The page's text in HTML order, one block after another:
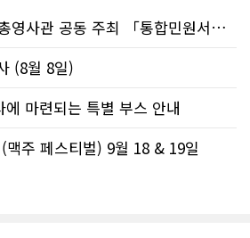
재외동포청·주밴쿠버총영사관 공동 주최 「통합민원서비스 온라인 화상상담회..
(8월 8일)
마련되는 특별 부스 안내
맥주 페스티벌) 9월 18 & 19일